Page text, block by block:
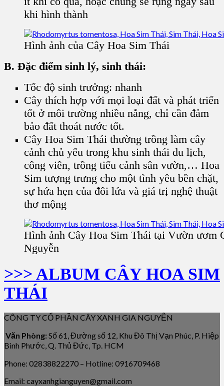
khi hình thành
Hình ảnh của Cây Hoa Sim Thái
B. Đặc điểm sinh lý, sinh thái:
Tốc độ sinh trưởng: nhanh
Cây thích hợp với mọi loại đất và phát triển
tốt ở môi trường nhiều nắng, chỉ cần đảm
bảo đất thoát nước tốt.
Cây Hoa Sim Thái thường trồng làm cây
cảnh chủ yếu trong khu sinh thái du lịch,
công viên, trồng tiểu cảnh sân vườn,… Hoa
Sim tượng trưng cho một tình yêu bền chặt,
sự hứa hẹn của đôi lứa và giá trị nghệ thuật
thơ mộng
Hình ảnh Cây Hoa Sim Thái tại Vườn ươm
Nguyễn
>>> ALBUM CÂY HOA SIM
THÁI
CÔNG TY CỔ PHẦN CÂY XANH GIA NGUYỄN
Văn Phòng: Số 61, Đường số 12, Khu Đô Thị Vạn Phúc, P. Hiệp
Bình Phước, Q. Thủ Đức, Tp. HCM
Phone: 02838822270 – Hotline: 0916709468
Email: cayxanhgianguyen@gmail.com